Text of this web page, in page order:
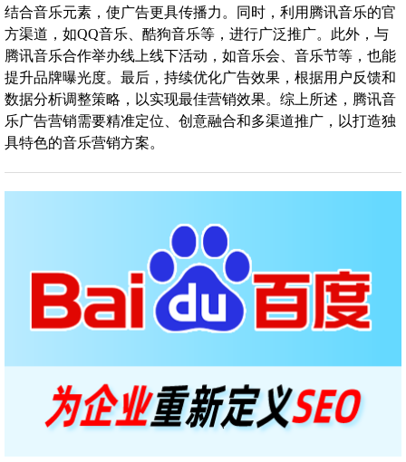
结合音乐元素，使广告更具传播力。同时，利用腾讯音乐的官
方渠道，如QQ音乐、酷狗音乐等，进行广泛推广。此外，与
腾讯音乐合作举办线上线下活动，如音乐会、音乐节等，也能
提升品牌曝光度。最后，持续优化广告效果，根据用户反馈和
数据分析调整策略，以实现最佳营销效果。综上所述，腾讯音
乐广告营销需要精准定位、创意融合和多渠道推广，以打造独
具特色的音乐营销方案。